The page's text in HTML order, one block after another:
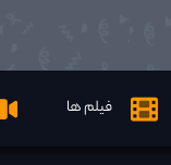
فیلم ها